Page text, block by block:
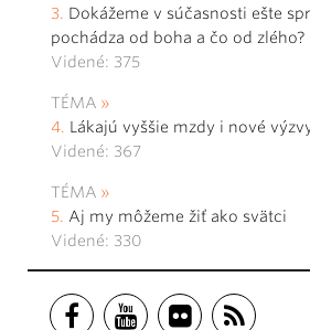
Dokážeme v súčasnosti ešte
pochádza od boha a čo od zlého?
Videné: 375
TÉMA
Lákajú vyššie mzdy i nové
Videné: 367
TÉMA
Aj my môžeme žiť ako svätci
Videné: 330